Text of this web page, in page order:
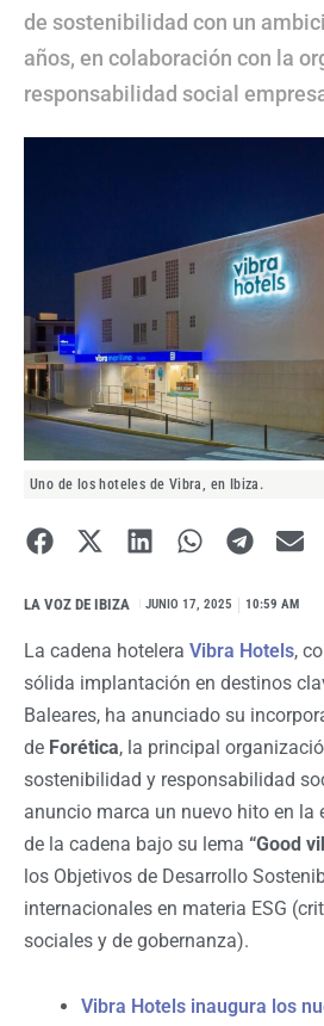
de sostenibilidad con un
años, en colaboración con la
responsabilidad social
Uno de los hoteles de Vibra, en Ibiza.
LA VOZ DE IBIZA JUNIO 17, 2025 10:59 AM
La cadena hotelera Vibra Hotels,
sólida implantación en destinos
Baleares, ha anunciado su
de Forética, la principal
sostenibilidad y responsabilidad
anuncio marca un nuevo hito en la
de la cadena bajo su lema “Good
los Objetivos de Desarrollo
internacionales en materia ESG
sociales y de gobernanza).
Vibra Hotels inaugura los